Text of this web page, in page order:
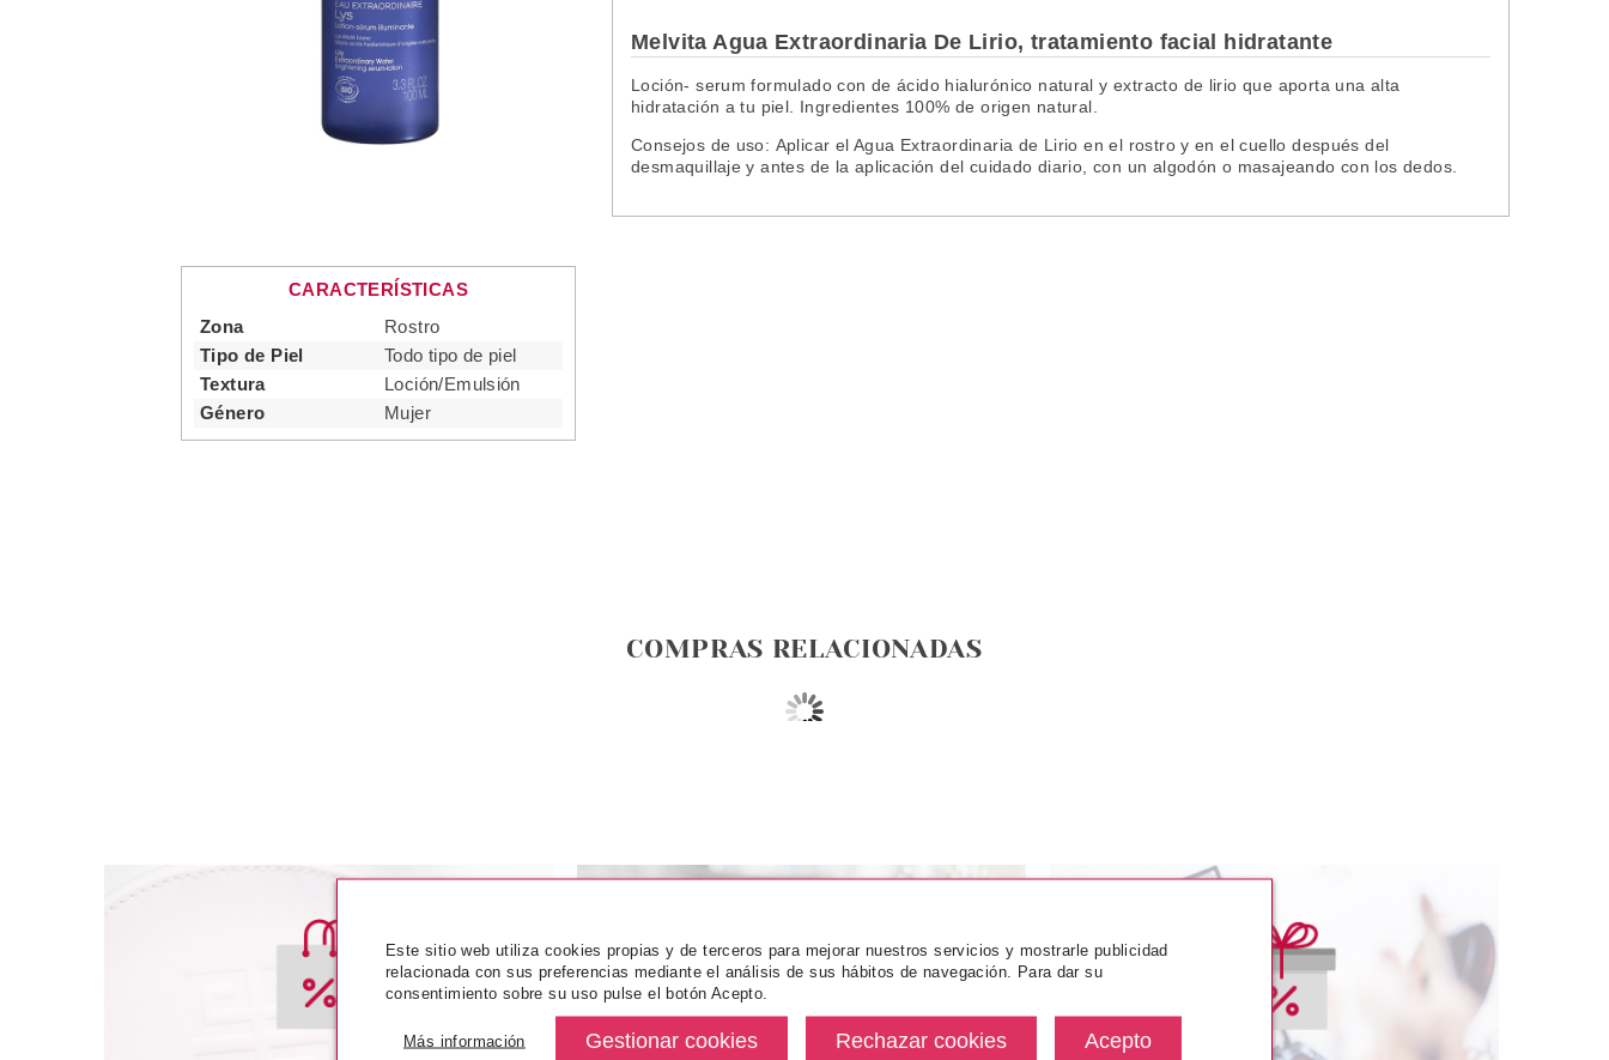
CARACTERÍSTICAS
Zona
Rostro
Tipo de Piel
Todo tipo de piel
Textura
Loción/Emulsión
Género
Mujer
Melvita Agua Extraordinaria De Lirio, tratamiento facial hidratante
Loción- serum formulado con de ácido hialurónico natural y extracto de lirio que aporta una alta
hidratación a tu piel. Ingredientes 100% de origen natural.
Consejos de uso: Aplicar el Agua Extraordinaria de Lirio en el rostro y en el cuello después del
desmaquillaje y antes de la aplicación del cuidado diario, con un algodón o masajeando con los dedos.
COMPRAS RELACIONADAS
THIERRY MUGLER
THIERRY MUGLER ANGEL EDP
100 ML RECARGABLE
Este sitio web utiliza cookies propias y de terceros para mejorar nuestros servicios y mostrarle publicidad
relacionada con sus preferencias mediante el análisis de sus hábitos de navegación. Para dar su
consentimiento sobre su uso pulse el botón Acepto.
Más información